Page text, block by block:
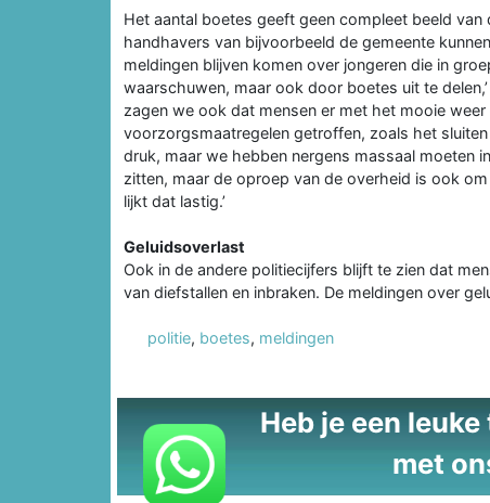
Het aantal boetes geeft geen compleet beeld
handhavers van bijvoorbeeld de gemeente
meldingen blijven komen over jongeren die in
waarschuwen, maar ook door boetes uit te
zagen we ook dat mensen er met het mooie
voorzorgsmaatregelen getroffen, zoals het
druk, maar we hebben nergens massaal moeten
zitten, maar de oproep van de overheid is ook
lijkt dat lastig.’
Geluidsoverlast
Ook in de andere politiecijfers blijft te zien dat
van diefstallen en inbraken. De meldingen over
politie, boetes, meldingen
Heb je een
met